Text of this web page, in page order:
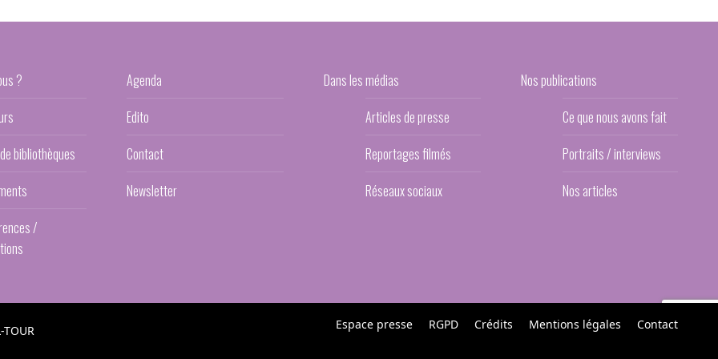
?
bibliothèques
/
Agenda
Edito
Contact
Newsletter
Dans les médias
Articles de presse
Reportages filmés
Réseaux sociaux
Nos publications
Ce que nous avons fait
Portraits / interviews
Nos articles
Espace presse RGPD Crédits Mentions légales Contact